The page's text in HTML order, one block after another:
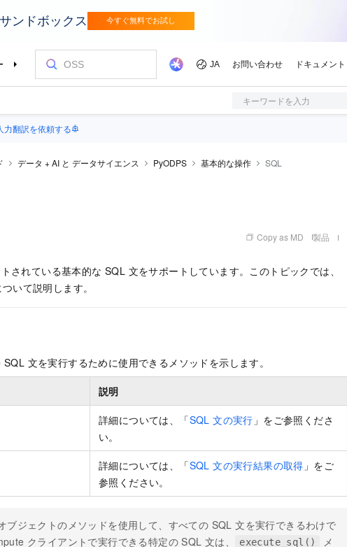
キーワードを入力
力翻訳を依頼する
データ + AI と データサイエンス PyODPS 基本的な操作 SQL
Copy as MD 製品
されている基本的な SQL 文をサポートしています。このトピックでは、
いて説明します。
文を実行するために使用できるメソッドを示します。
説明
詳細については、「SQL 文の実行 」をご参照くださ
い。
詳細については、「SQL 文の実行結果の取得 」をご
参照ください。
ブジェクトのメソッドを使用して、すべての SQL 文を実行できるわけで
クライアントで実行できる特定の SQL 文は、
execute_sql()
メ